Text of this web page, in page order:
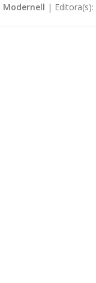
Modernell | Editora(s):